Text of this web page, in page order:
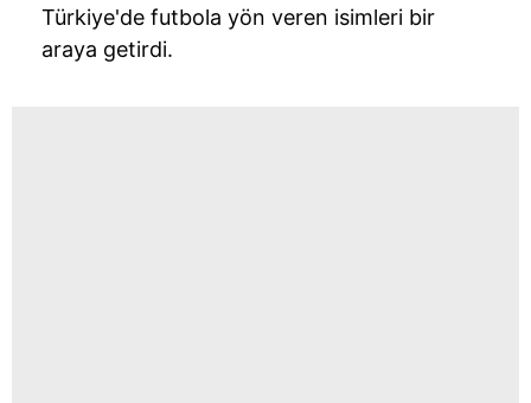
Türkiye'de futbola yön veren isimleri bir
araya getirdi.